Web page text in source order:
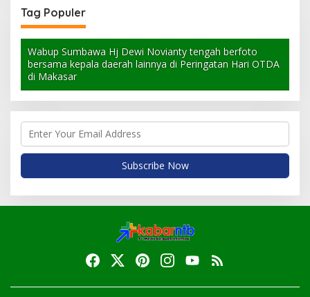
Tag Populer
Wabup Sumbawa Hj Dewi Novianty tengah berfoto
bersama kepala daerah lainnya di Peringatan Hari OTDA
di Makasar